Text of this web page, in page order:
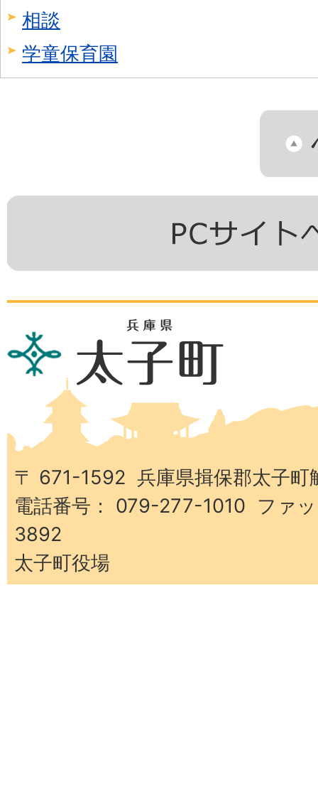
相談
学童保育園
兵
庫
子
町
〒 671-1592 兵庫県揖保郡太子町
電話番号： 079-277-1010 ファ
3892
太子町役場